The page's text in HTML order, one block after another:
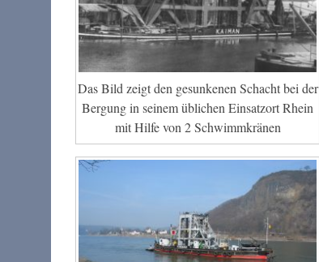
Das Bild zeigt den gesunkenen Schacht bei der
Bergung in seinem üblichen Einsatzort Rhein
mit Hilfe von 2 Schwimmkränen